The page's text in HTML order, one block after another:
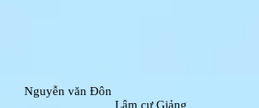
Nguyễn văn Đôn
Lâm cự Giảng